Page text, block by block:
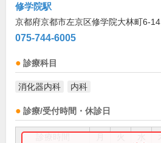
修学院駅
京都府京都市左京区修学院大林町6-14
075-744-6005
診療科目
消化器内科 内科
診療/受付時間・休診日